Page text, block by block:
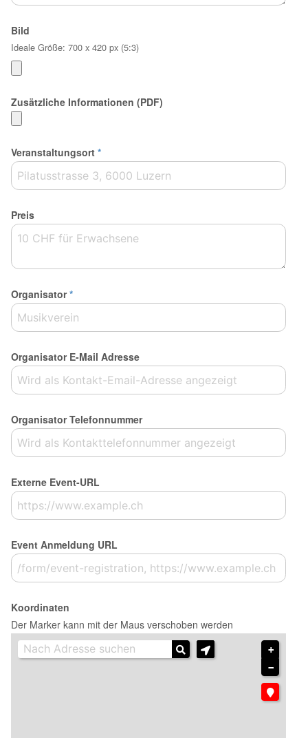
Bild
Ideale Größe: 700 x 420 px (5:3)
Zusätzliche Informationen (PDF)
Veranstaltungsort *
Preis
Organisator *
Organisator E-Mail Adresse
Organisator Telefonnummer
Externe Event-URL
Event Anmeldung URL
Koordinaten
Der Marker kann mit der Maus verschoben werden
+
−